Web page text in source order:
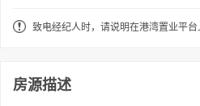
致电经纪人时，请说明在港湾置业平台
房源描述